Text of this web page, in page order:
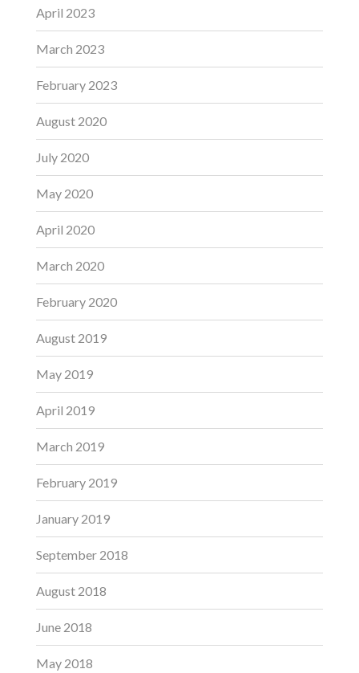
April 2023
March 2023
February 2023
August 2020
July 2020
May 2020
April 2020
March 2020
February 2020
August 2019
May 2019
April 2019
March 2019
February 2019
January 2019
September 2018
August 2018
June 2018
May 2018